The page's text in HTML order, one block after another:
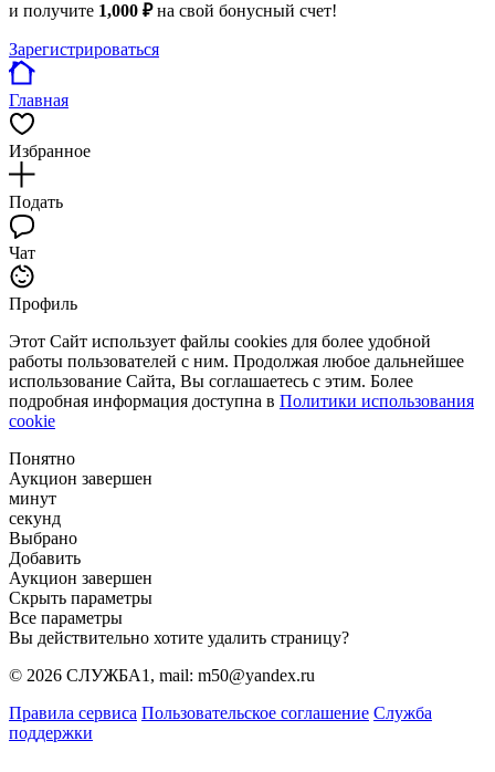
и получите 1,000 ₽на свой бонусный счет!
Зарегистрироваться
Главная
Избранное
Подать
Чат
Профиль
Этот Сайт использует файлы cookies для более удобной
работы пользователей с ним. Продолжая любое дальнейшее
использование Сайта, Вы соглашаетесь с этим. Более
подробная информация доступна в Политики использования
cookie
Понятно
Аукцион завершен
минут
секунд
Выбрано
Добавить
Аукцион завершен
Скрыть параметры
Все параметры
Вы действительно хотите удалить страницу?
© 2026 СЛУЖБА1, mail: m50@yandex.ru
Правила сервиса Пользовательское соглашение Служба
поддержки